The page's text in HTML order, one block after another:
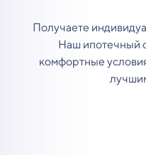
Получаете
Наш ипотечный
комфортные